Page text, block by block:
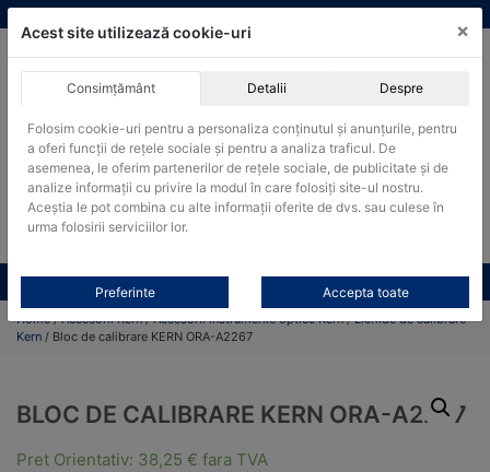
Skip
to
Produsele pot fi achizitionate si in sistemul SEAP / SICAP
Products
search
CAUTARE
Toate produsele CONTACT
Home/Accesorii Kern/Accesorii instrumente optice Kern/Lichide de calibrare
Kern / Bloc de calibrare KERN ORA-A2267
BLOC DE CALIBRARE KERN ORA-A2267
Pret Orientativ: 38,25 € fara TVA
Acest site utilizează cookie-uri ×
Consimțământ Detalii Despre
Folosim cookie-uri pentru a personaliza conținutul și anunțurile, pentru
a oferi funcții de rețele sociale și pentru a analiza traficul. De
asemenea, le oferim partenerilor de rețele sociale, de publicitate și de
analize informații cu privire la modul în care folosiți site-ul nostru.
Aceștia le pot combina cu alte informații oferite de dvs. sau culese în
urma folosirii serviciilor lor.
Preferinte Accepta toate